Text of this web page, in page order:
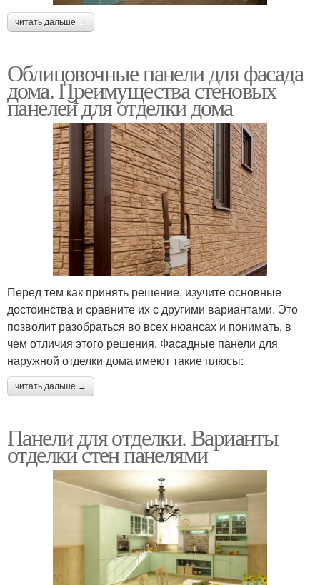
читать дальше →
Облицовочные панели для фасада
дома. Преимущества стеновых
панелей для отделки дома
Перед тем как принять решение, изучите основные
достоинства и сравните их с другими вариантами. Это
позволит разобраться во всех нюансах и понимать, в
чем отличия этого решения. Фасадные панели для
наружной отделки дома имеют такие плюсы:
читать дальше →
Панели для отделки. Варианты
отделки стен панелями